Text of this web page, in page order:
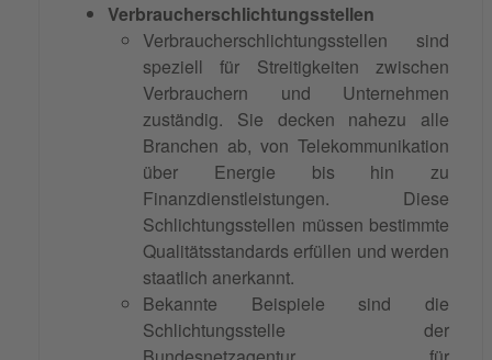
Verbraucherschlichtungsstellen
Verbraucherschlichtungsstellen sind
speziell für Streitigkeiten zwischen
Verbrauchern und Unternehmen
zuständig. Sie decken nahezu alle
Branchen ab, von Telekommunikation
über Energie bis hin zu
Finanzdienstleistungen. Diese
Schlichtungsstellen müssen bestimmte
Qualitätsstandards erfüllen und werden
staatlich anerkannt.
Bekannte Beispiele sind die
Schlichtungsstelle der